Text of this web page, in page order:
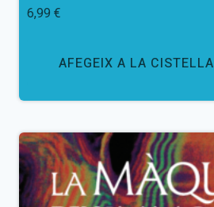
6,99 €
AFEGEIX A LA CISTELLA